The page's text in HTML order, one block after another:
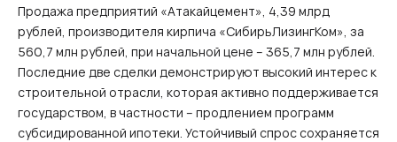
Продажа предприятий «Атакайцемент», 4,39 млрд
рублей, производителя кирпича «СибирьЛизингКом», за
560,7 млн рублей, при начальной цене – 365,7 млн рублей.
Последние две сделки демонстрируют высокий интерес к
строительной отрасли, которая активно поддерживается
государством, в частности – продлением программ
субсидированной ипотеки. Устойчивый спрос сохраняется